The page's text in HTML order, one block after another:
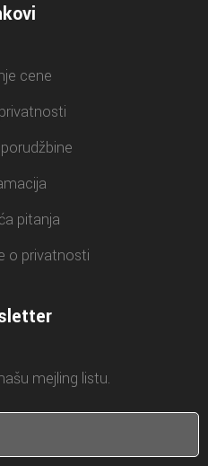
cene
pitanja
o privatnosti
mejling listu.